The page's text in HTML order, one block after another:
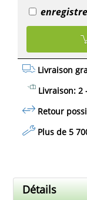
Livraison
Livraison: 2
Retour
Plus de 5
Détails